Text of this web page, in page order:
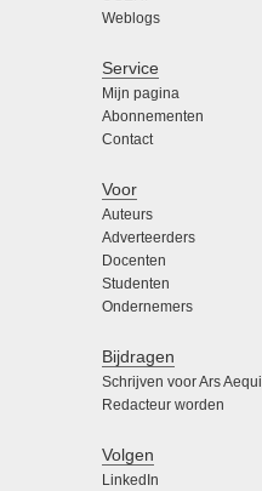
Weblogs
Service
Mijn pagina
Abonnementen
Contact
Voor
Auteurs
Adverteerders
Docenten
Studenten
Ondernemers
Bijdragen
Schrijven voor Ars Aequi
Redacteur worden
Volgen
LinkedIn